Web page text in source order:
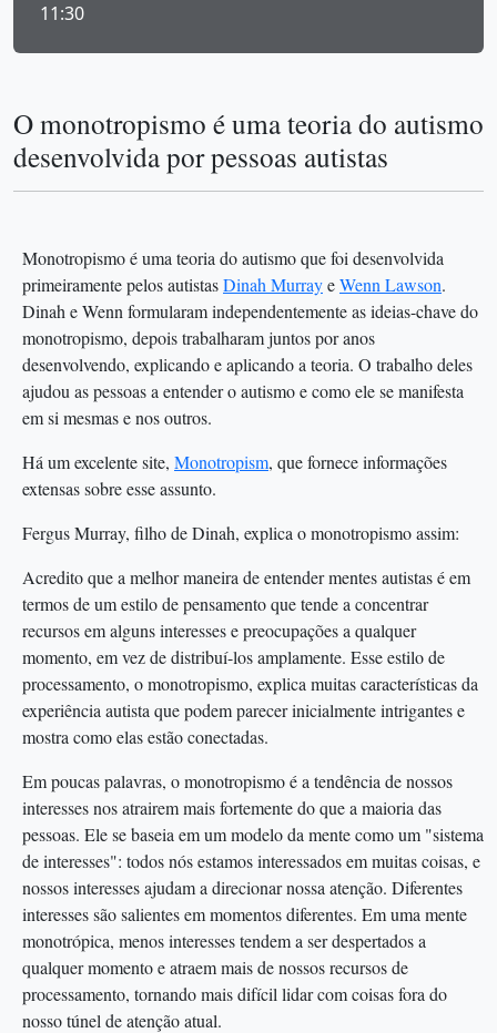
11:30
O monotropismo é uma teoria do autismo
desenvolvida por pessoas autistas
Monotropismo é uma teoria do autismo que foi desenvolvida
primeiramente pelos autistasDinah MurrayeWenn Lawson.
Dinah e Wenn formularam independentemente as ideias-chave do
monotropismo, depois trabalharam juntos por anos
desenvolvendo, explicando e aplicando a teoria. O trabalho deles
ajudou as pessoas a entender o autismo e como ele se manifesta
em si mesmas e nos outros.
Há um excelente site, Monotropism, que fornece informações
extensas sobre esse assunto.
Fergus Murray, filho de Dinah, explica o monotropismo assim:
Acredito que a melhor maneira de entender mentes autistas é em
termos de um estilo de pensamento que tende a concentrar
recursos em alguns interesses e preocupações a qualquer
momento, em vez de distribuí-los amplamente. Esse estilo de
processamento, o monotropismo, explica muitas características da
experiência autista que podem parecer inicialmente intrigantes e
mostra como elas estão conectadas.
Em poucas palavras, o monotropismo é a tendência de nossos
interesses nos atrairem mais fortemente do que a maioria das
pessoas. Ele se baseia em um modelo da mente como um "sistema
de interesses": todos nós estamos interessados em muitas coisas, e
nossos interesses ajudam a direcionar nossa atenção. Diferentes
interesses são salientes em momentos diferentes. Em uma mente
monotrópica, menos interesses tendem a ser despertados a
qualquer momento e atraem mais de nossos recursos de
processamento, tornando mais difícil lidar com coisas fora do
nosso túnel de atenção atual.